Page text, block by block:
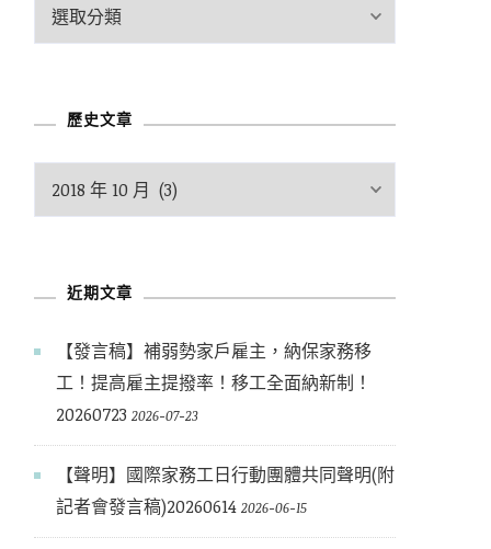
歷史文章
近期文章
【發言稿】補弱勢家戶雇主，納保家務移
工！提高雇主提撥率！移工全面納新制！
20260723 2026-07-23
【聲明】國際家務工日行動團體共同聲明(附
記者會發言稿)20260614 2026-06-15